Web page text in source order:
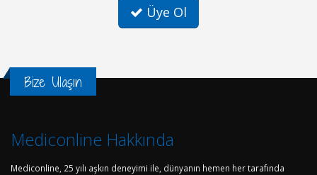
Üye Ol
Bize Ulaşın
Mediconline Hakkında
Mediconline, 25 yılı aşkın deneyimi ile, dünyanın hemen her tarafında